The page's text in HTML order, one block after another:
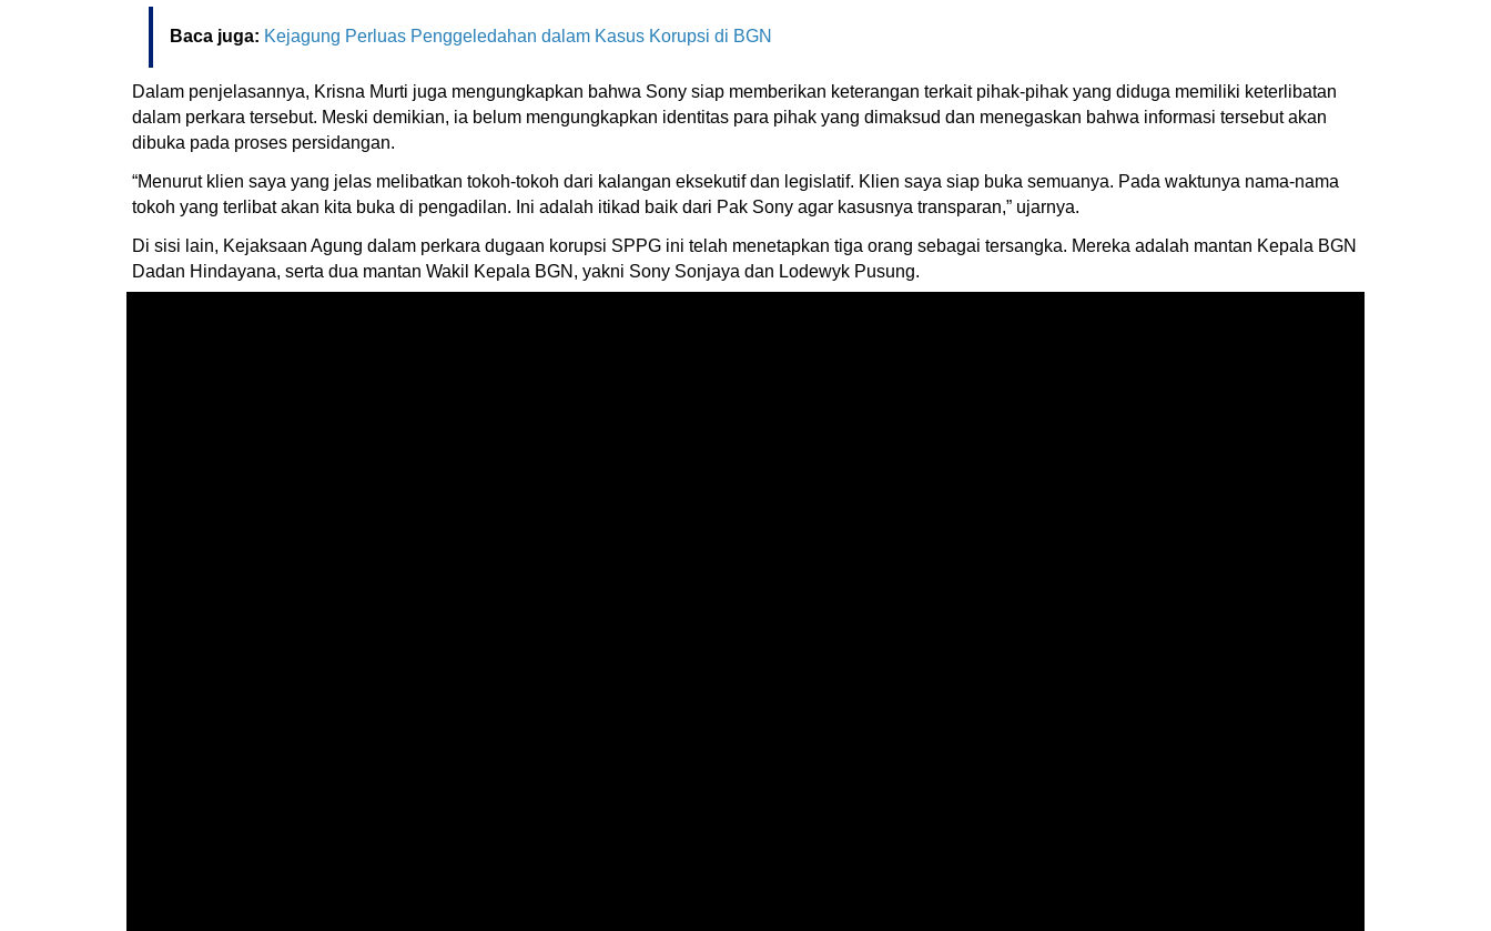
Baca juga: Kejagung Perluas Penggeledahan dalam Kasus Korupsi di BGN
Dalam penjelasannya, Krisna Murti juga mengungkapkan bahwa Sony siap memberikan keterangan terkait pihak-pihak yang diduga memiliki keterlibatan
dalam perkara tersebut. Meski demikian, ia belum mengungkapkan identitas para pihak yang dimaksud dan menegaskan bahwa informasi tersebut akan
dibuka pada proses persidangan.
“Menurut klien saya yang jelas melibatkan tokoh-tokoh dari kalangan eksekutif dan legislatif. Klien saya siap buka semuanya. Pada waktunya nama-nama
tokoh yang terlibat akan kita buka di pengadilan. Ini adalah itikad baik dari Pak Sony agar kasusnya transparan,” ujarnya.
Di sisi lain, Kejaksaan Agung dalam perkara dugaan korupsi SPPG ini telah menetapkan tiga orang sebagai tersangka. Mereka adalah mantan Kepala BGN
Dadan Hindayana, serta dua mantan Wakil Kepala BGN, yakni Sony Sonjaya dan Lodewyk Pusung.